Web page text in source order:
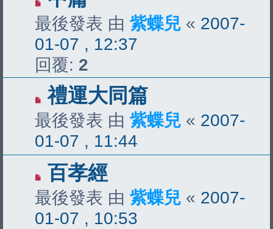
最後發表 由 紫蝶兒 « 2007-
01-07 , 12:37
回覆: 2
禮運大同篇
最後發表 由 紫蝶兒 « 2007-
01-07 , 11:44
百孝經
最後發表 由 紫蝶兒 « 2007-
01-07 , 10:53